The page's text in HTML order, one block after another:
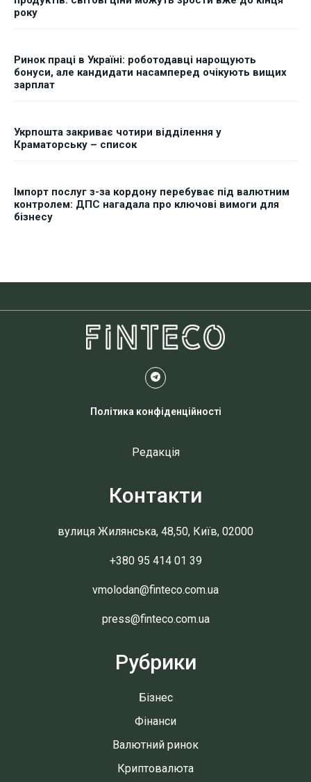
року
Ринок праці в Україні: роботодавці нарощують
бонуси, але кандидати насамперед очікують вищих
зарплат
Укрпошта закриває чотири відділення у
Краматорську – список
Імпорт послуг з-за кордону перебуває під валютним
контролем: ДПС нагадала про ключові вимоги для
бізнесу
Політика конфіденційності
Редакція
Контакти
вулиця Жилянська, 48,50, Київ, 02000
+380 95 414 01 39
vmolodan@finteco.com.ua
press@finteco.com.ua
Рубрики
Бізнес
Фінанси
Валютний ринок
Криптовалюта